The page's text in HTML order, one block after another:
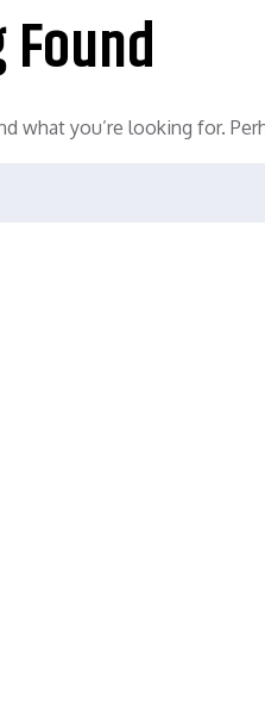
what you’re looking for.